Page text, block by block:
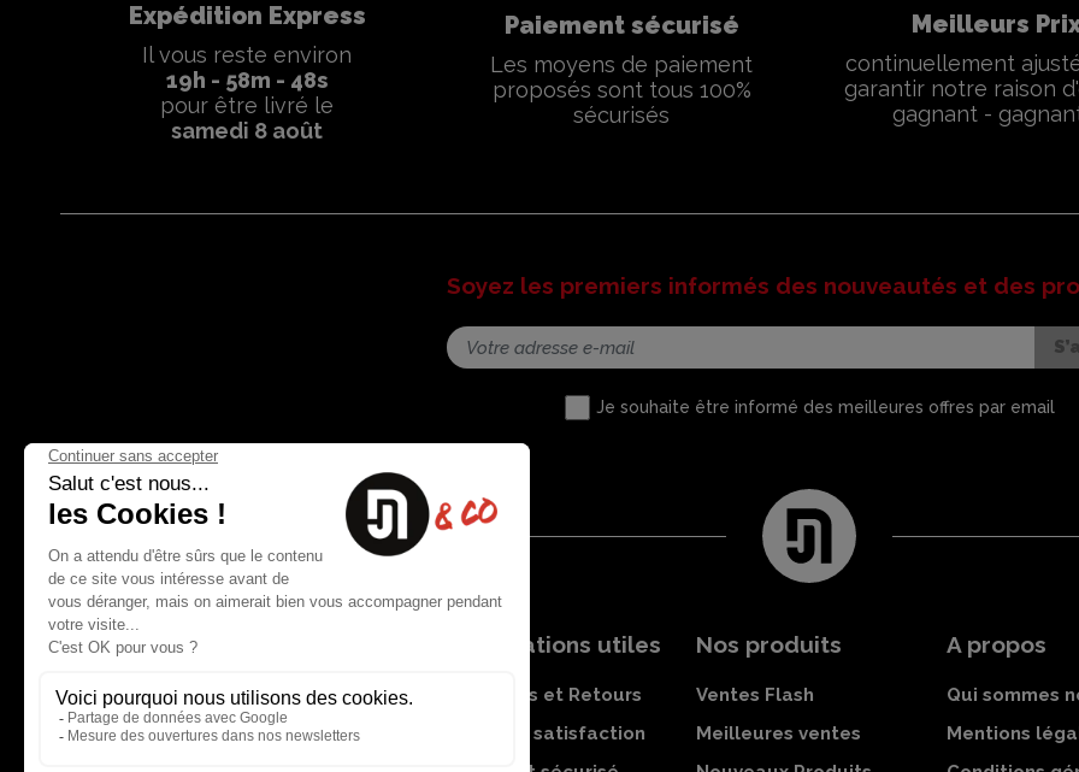
Expédition Express
Il vous reste environ
19 h - 58m - 47s
pour être livré le
samedi 8 août
Paiement sécurisé
Les moyens de paiement
proposés sont tous 100%
sécurisés
Meilleurs
continuellement
garantir notre raison
gagnant -
Soyez les premiers informés des nouveautés et des
Je souhaite être informé des meilleures offres par email
Nous contacter
8 rue du capitaine Jean Croisa
13009 Marseille
Informations utiles
Livraisons et Retours
Garantie satisfaction
Nos produits
Ventes Flash
Meilleures ventes
A propos
Qui sommes
Mentions